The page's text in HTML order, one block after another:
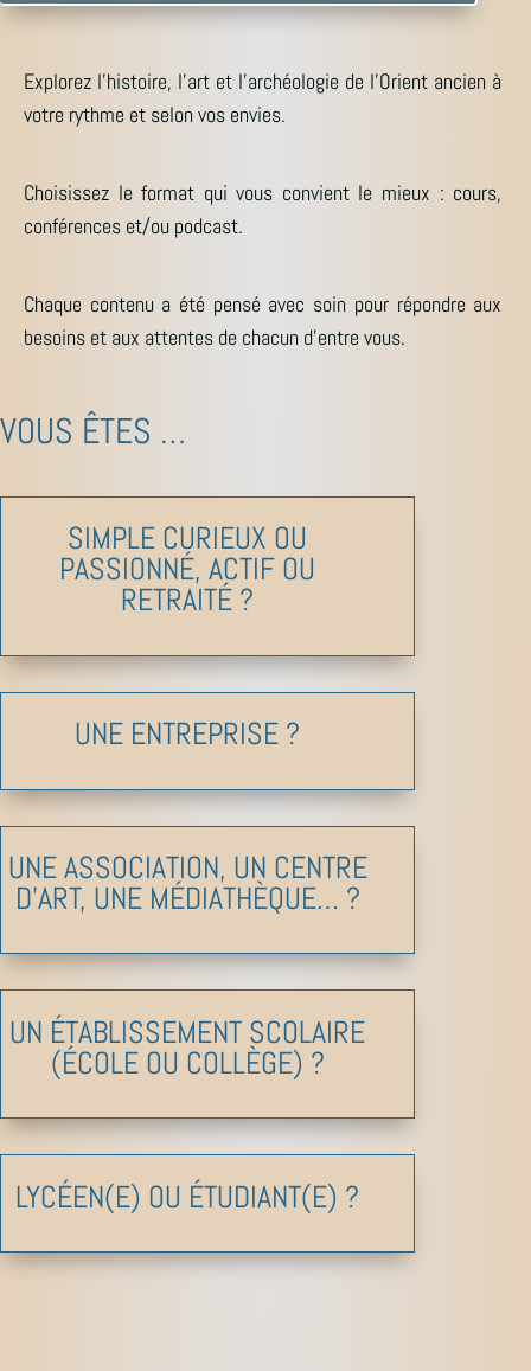
Explorez l’histoire, l’art et l’archéologie de l’Orient ancien à
votre rythme et selon vos envies.
Choisissez le format qui vous convient le mieux : cours,
conférences et/ou podcast.
Chaque contenu a été pensé avec soin pour répondre aux
besoins et aux attentes de chacun d’entre vous.
VOUS ÊTES …
SIMPLE CURIEUX OU
PASSIONNÉ, ACTIF OU
RETRAITÉ ?
UNE ENTREPRISE ?
UNE ASSOCIATION, UN CENTRE
D’ART, UNE MÉDIATHÈQUE… ?
UN ÉTABLISSEMENT SCOLAIRE
(ÉCOLE OU COLLÈGE) ?
LYCÉEN(E) OU ÉTUDIANT(E) ?